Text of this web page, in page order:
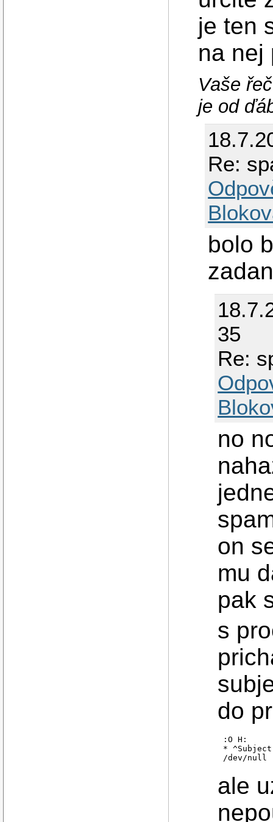
je ten
na nej
Vaše
je od
Re:
bolo
35
Re:
no
on
mu
pak
s
do
:O H:
*
/dev/null
ale